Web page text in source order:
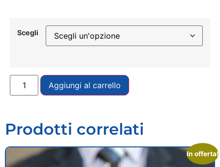
Scegli
Aggiungi al carrello
Prodotti correlati
In offerta!